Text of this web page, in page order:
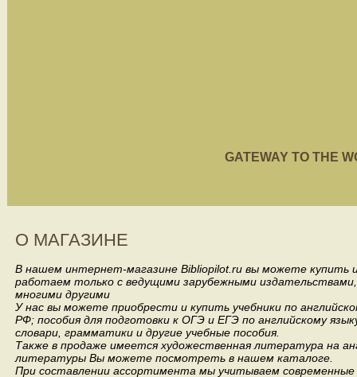
GATEWAY TO THE
О МАГАЗИНЕ
В нашем интернет-магазине Bibliopilot.ru вы можете купить
работаем только с ведущими зарубежными издательствами,
многими другими
У нас вы можете приобрести и купить учебники по
РФ; пособия для подготовки к ОГЭ и ЕГЭ по английскому
словари, грамматики и другие учебные пособия.
Также в продаже имеется художественная литература на
литературы Вы можете посмотреть в нашем каталоге.
При составлении ассортимента мы учитываем